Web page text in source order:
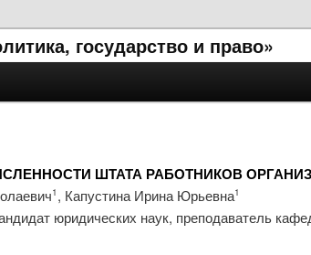
государство и право»
ШТАТА РАБОТНИКОВ
1 , Капустина Ирина Юрьевна1
юридических наук, преподаватель